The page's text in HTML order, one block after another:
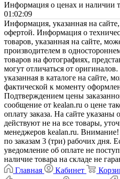
Информация о ценах и наличии
01:02:09
Информация, указанная на
офертой. Информация о
товаров, указанная на сайте,
производителем в
товаров на фотографиях,
могут отличаться от
указанная в каталоге на сайте,
фактической к моменту
Подтверждением цены
сообщение от kealan.ru о цене
оплату заказа. На сайте
действуют не на все товары,
менеджеров kealan.ru. Внимание!
по заказам 3 (три) рабочих дня.
уведомление об оплате не
наличие товара на складе не
Главная
Кабинет